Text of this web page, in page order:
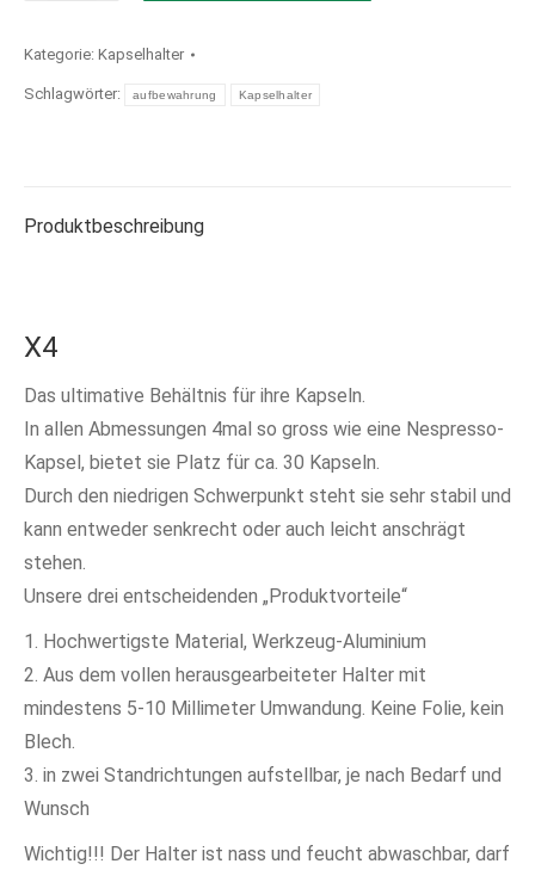
Kategorie: Kapselhalter
Schlagwörter: aufbewahrung Kapselhalter
Produktbeschreibung
X4
Das ultimative Behältnis für ihre Kapseln.
In allen Abmessungen 4mal so gross wie eine Nespresso-
Kapsel, bietet sie Platz für ca. 30 Kapseln.
Durch den niedrigen Schwerpunkt steht sie sehr stabil und
kann entweder senkrecht oder auch leicht anschrägt
stehen.
Unsere drei entscheidenden „Produktvorteile“
1. Hochwertigste Material, Werkzeug-Aluminium
2. Aus dem vollen herausgearbeiteter Halter mit
mindestens 5-10 Millimeter Umwandung. Keine Folie, kein
Blech.
3. in zwei Standrichtungen aufstellbar, je nach Bedarf und
Wunsch
Wichtig!!! Der Halter ist nass und feucht abwaschbar, darf